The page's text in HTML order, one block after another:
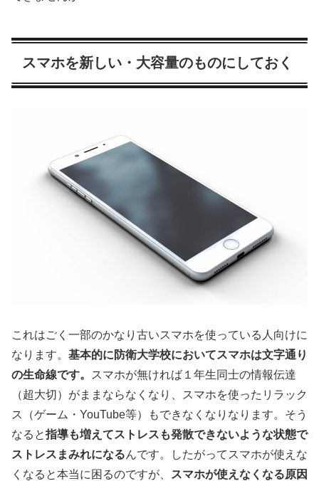
スマホを新しい・大容量のものにしておく
これはごく一部のかなり古いスマホを使っている人向けに
なります。 基本的に防衛大学校においてスマホは文字通り
の生命線です。
スマホが無ければ１年生同士の情報伝達
（超大切）がままならなくなり、スマホを使ったリラック
ス（ゲーム・YouTube等）もできなくなりなります。そう
なると指導も増えてストレスも発散できないような状態で
ストレスまみれになるんです。したがってスマホが使えな
くなると本当に困るのですが、
スマホが使えなくなる原因